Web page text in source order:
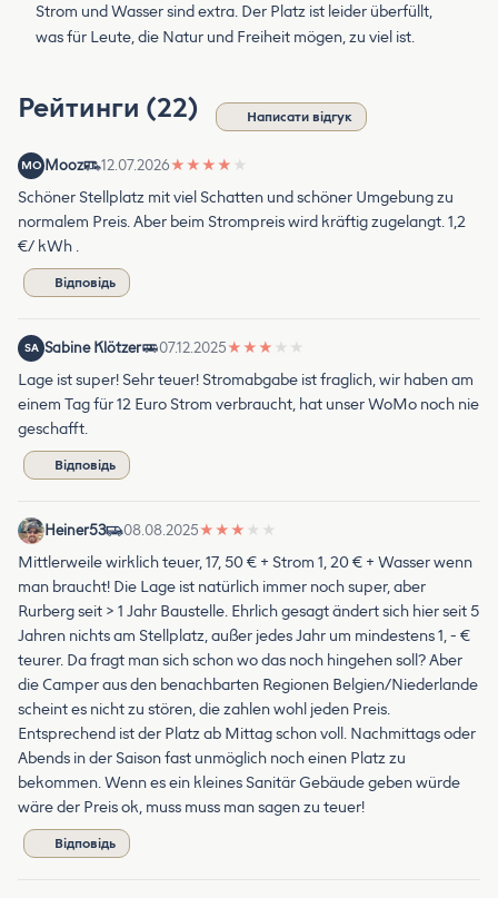
Strom und Wasser sind extra. Der Platz ist leider überfüllt,
was für Leute, die Natur und Freiheit mögen, zu viel ist.
Рейтинги (22) Написати відгук
MO Mooz 12.07.2026★ ★ ★ ★ ★
Schöner Stellplatz mit viel Schatten und schöner Umgebung zu
normalem Preis. Aber beim Strompreis wird kräftig zugelangt. 1,2
€/ kWh .
Відповідь
SA Sabine Klötzer 07.12.2025★ ★ ★ ★ ★
Lage ist super! Sehr teuer! Stromabgabe ist fraglich, wir haben am
einem Tag für 12 Euro Strom verbraucht, hat unser WoMo noch nie
geschafft.
Відповідь
Heiner53 08.08.2025★ ★ ★ ★ ★
Mittlerweile wirklich teuer, 17, 50 € + Strom 1, 20 € + Wasser wenn
man braucht! Die Lage ist natürlich immer noch super, aber
Rurberg seit > 1 Jahr Baustelle. Ehrlich gesagt ändert sich hier seit 5
Jahren nichts am Stellplatz, außer jedes Jahr um mindestens 1, - €
teurer. Da fragt man sich schon wo das noch hingehen soll? Aber
die Camper aus den benachbarten Regionen Belgien/Niederlande
scheint es nicht zu stören, die zahlen wohl jeden Preis.
Entsprechend ist der Platz ab Mittag schon voll. Nachmittags oder
Abends in der Saison fast unmöglich noch einen Platz zu
bekommen. Wenn es ein kleines Sanitär Gebäude geben würde
wäre der Preis ok, muss muss man sagen zu teuer!
Відповідь